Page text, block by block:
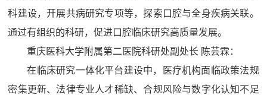
科建设，开展共病研究专项等，探索口腔与全身疾病关联。
通过有组织的科研，促进口腔临床研究高质量发展。
重庆医科大学附属第二医院科研处副处长 陈芸霖：
在临床研究一体化平台建设中，医疗机构面临政策法规
密集更新、法律专业人才稀缺、合规风险与数字化认知不足